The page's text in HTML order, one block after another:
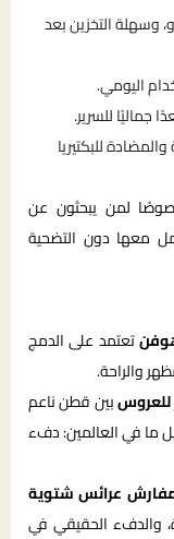
وسهلة التخزين بعد
اليومي.
جماليًا للسرير.
للبكتيريا
لمن يبحثون عن
معها دون التضحية
تعتمد على الدمج
والراحة.
بين قطن ناعم
ما في العالمين: دفء
عرائس شتوية
والدفء الحقيقي في